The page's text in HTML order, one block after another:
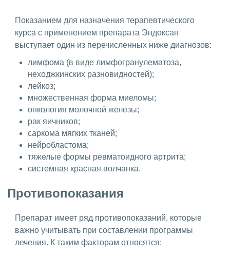
Показанием для назначения терапевтического
курса с применением препарата Эндоксан
выступает один из перечисленных ниже диагнозов:
лимфома (в виде лимфогранулематоза,
неходжкинских разновидностей);
лейкоз;
множественная форма миеломы;
онкология молочной железы;
рак яичников;
саркома мягких тканей;
нейробластома;
тяжелые формы ревматоидного артрита;
системная красная волчанка.
Противопоказания
Препарат имеет ряд противопоказаний, которые
важно учитывать при составлении программы
лечения. К таким факторам относятся: